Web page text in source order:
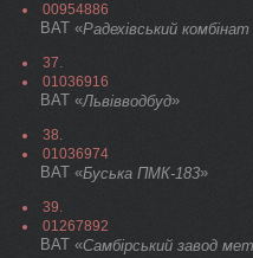
00954886
ВАТ «Радехівський комбінат
37.
01036916
ВАТ «Львівводбуд»
38.
01036974
ВАТ «Буська ПМК-183»
39.
01267892
ВАТ «Самбірський завод